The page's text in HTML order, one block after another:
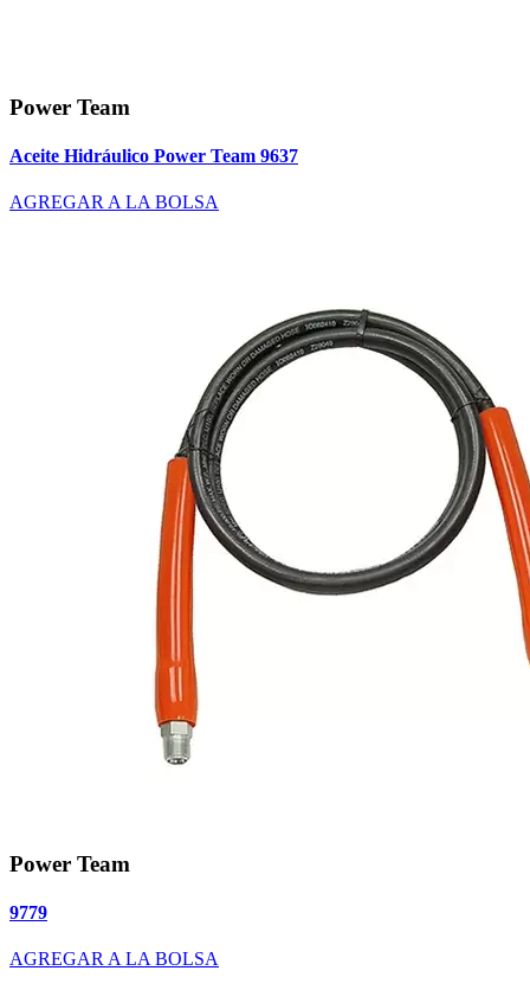
Power Team
Aceite Hidráulico Power Team 9637
AGREGAR A LA BOLSA
Power Team
9779
AGREGAR A LA BOLSA